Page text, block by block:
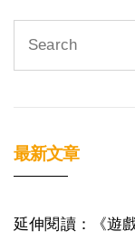
最新文章
延伸閱讀：《遊